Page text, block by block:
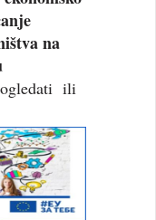
na
ili